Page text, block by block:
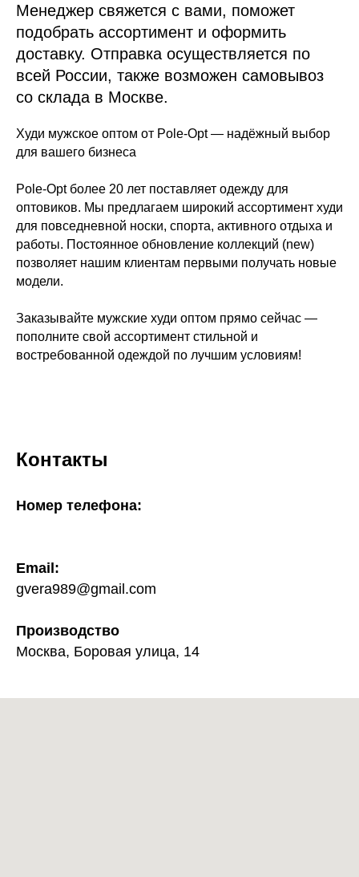
Менеджер свяжется с вами, поможет
подобрать ассортимент и оформить
доставку. Отправка осуществляется по
всей России, также возможен самовывоз
со склада в Москве.
Худи мужское оптом от Pole-Opt — надёжный выбор
для вашего бизнеса
Pole-Opt более 20 лет поставляет одежду для
оптовиков. Мы предлагаем широкий ассортимент худи
для повседневной носки, спорта, активного отдыха и
работы. Постоянное обновление коллекций (new)
позволяет нашим клиентам первыми получать новые
модели.
Заказывайте мужские худи оптом прямо сейчас —
пополните свой ассортимент стильной и
востребованной одеждой по лучшим условиям!
Контакты
Номер телефона:
Email:
gvera989@gmail.com
Производство
Москва, Боровая улица, 14